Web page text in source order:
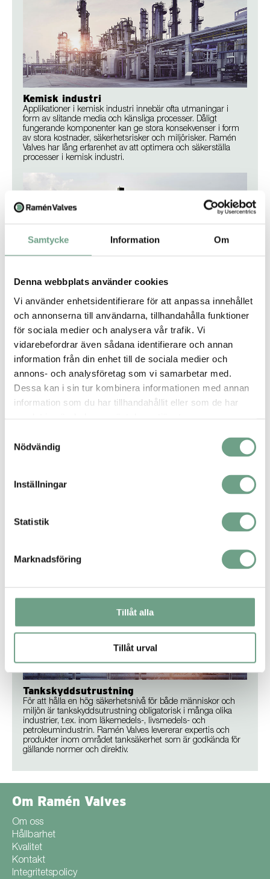
Samtycke Information Om
Denna webbplats använder cookies
Vi använder enhetsidentifierare för att anpassa innehållet
och annonserna till användarna, tillhandahålla funktioner
för sociala medier och analysera vår trafik. Vi
vidarebefordrar även sådana identifierare och annan
information från din enhet till de sociala medier och
annons- och analysföretag som vi samarbetar med.
Dessa kan i sin tur kombinera informationen med annan
information som du har tillhandahållit eller som de har
Nödvändig
Inställningar
Statistik
Marknadsföring
Tillåt alla
Tillåt urval
Kemisk industri
Applikationer i kemisk industri innebär ofta utmaningar i
form av slitande media och känsliga processer. Dåligt
fungerande komponenter kan ge stora konsekvenser i form
av stora kostnader, säkerhetsrisker och miljörisker. Ramén
Valves har lång erfarenhet av att optimera och säkerställa
processer i kemisk industri.
Marin & offshore
Ramén KulSektorventil har genom årtionden av användande
visar sig vara ett bra val för processer i krävande miljöer, så
som vid applikationer inom marin och offshore.
Gruvdrift och mineralbearbetning
I gruvindustrin är applikationerna ofta krävande. För att vara
komponenter i processen fungera optimalt. I det här syftet
har vi designat Ramén KSG, en gummiklädd reglerventil
som är speciellt framtagen för applikationer i olika typer av
Tankskyddsutrustning
För att hålla en hög säkerhetsnivå för både människor och
miljön är tankskyddsutrustning obligatorisk i många olika
industrier, t.ex. inom läkemedels-, livsmedels- och
petroleumindustrin. Ramén Valves levererar expertis och
produkter inom området tanksäkerhet som är godkända för
gällande normer och direktiv.
Om Ramén Valves
Om oss
Hållbarhet
Kvalitet
Kontakt
Integritetspolicy